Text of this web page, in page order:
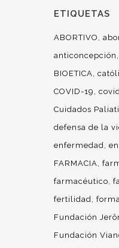
ETIQUETAS
ABORTIVO
anticoncepción
BIOETICA
COVID-19
Cuidados
defensa de la
enfermedad
FARMACIA
farmacéutico
fertilidad
Fundación
Fundación